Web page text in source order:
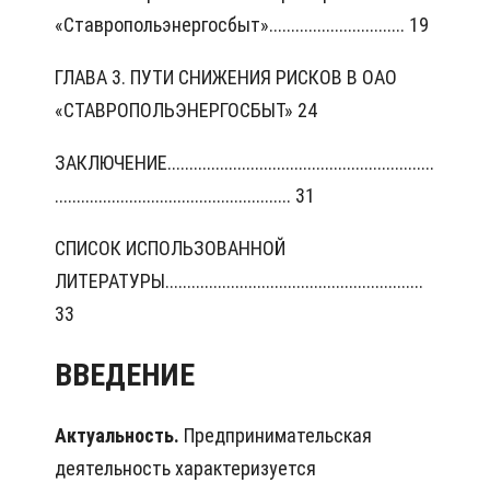
«Ставропольэнергосбыт»............................... 19
ГЛАВА 3. ПУТИ СНИЖЕНИЯ РИСКОВ В ОАО
«СТАВРОПОЛЬЭНЕРГОСБЫТ» 24
ЗАКЛЮЧЕНИЕ.............................................................
...................................................... 31
СПИСОК ИСПОЛЬЗОВАННОЙ
ЛИТЕРАТУРЫ...........................................................
33
ВВЕДЕНИЕ
Актуальность. Предпринимательская
деятельность характеризуется